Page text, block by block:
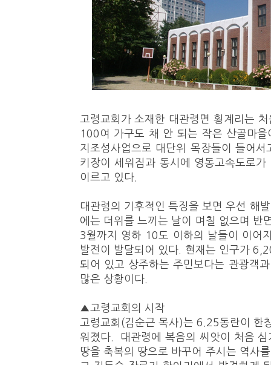
고령교회가 소재한 대관령면 횡계리는
100여 가구도 채 안 되는 작은 산골마
지조성사업으로 대단위 목장들이 들어
키장이 세워짐과 동시에 영동고속도로
이르고 있다.
대관령의 기후적인 특징을 보면 우선 해
에는 더위를 느끼는 날이 며칠 없으며 반
3월까지 영하 10도 이하의 날들이 이어
발전이 발달되어 있다. 현재는 인구가
되어 있고 상주하는 주민보다는 관광객
많은 상황이다.
▲고령교회의 시작
고령교회(김순근 목사)는 6.25동란이 한
워졌다. 대관령에 복음의 씨앗이 처음
땅을 축복의 땅으로 바꾸어 주시는 역사